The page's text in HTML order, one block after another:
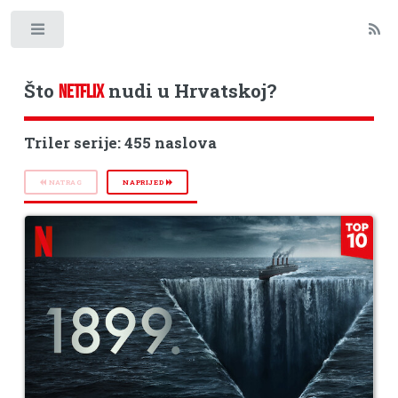
Što NETFLIXnudi u Hrvatskoj?
Triler serije: 455 naslova
NATRAG NAPRIJED